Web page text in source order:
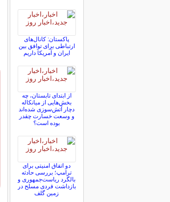
پاکستان: کانال‌های
ارتباطی برای توافق بین
ایران و آمریکا داریم
از ابتدای تابستان، چه
بخش‌هایی از میانکاله
دچار آتش‌سوزی شده‌اند
و وسعت خسارت چقدر
بوده است؟
دو اتفاق امنیتی برای
ترامپ؛ بررسی حادثه
بالگرد ریاست‌جمهوری و
بازداشت فردی مسلح در
زمین گلف